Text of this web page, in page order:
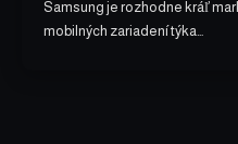
Samsung je rozhodne kráľ
mobilných zariadení týka…